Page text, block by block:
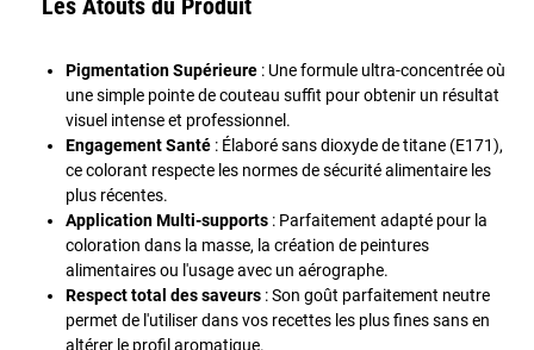
Les Atouts du Produit
Pigmentation Supérieure : Une formule ultra-concentrée où
une simple pointe de couteau suffit pour obtenir un résultat
visuel intense et professionnel.
Engagement Santé : Élaboré sans dioxyde de titane (E171),
ce colorant respecte les normes de sécurité alimentaire les
plus récentes.
Application Multi-supports : Parfaitement adapté pour la
coloration dans la masse, la création de peintures
alimentaires ou l'usage avec un aérographe.
Respect total des saveurs : Son goût parfaitement neutre
permet de l'utiliser dans vos recettes les plus fines sans en
altérer le profil aromatique.